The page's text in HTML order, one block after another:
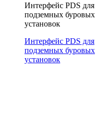
Интерфейс PDS для
подземных буровых
установок
Интерфейс PDS для
подземных буровых
установок